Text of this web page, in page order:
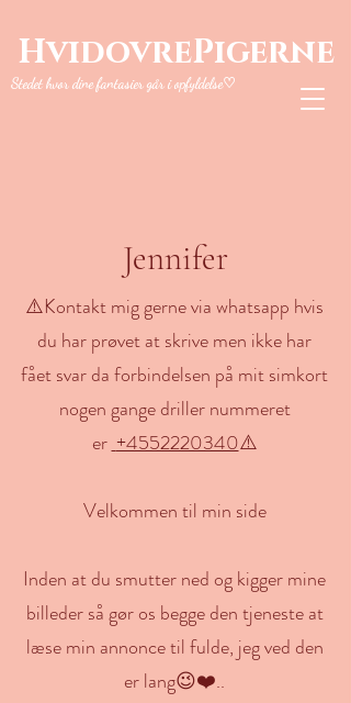
Stedet hvor dine fantasier går i opfyldelse♡
HvidovrePigerne
Jennifer
⚠️Kontakt mig gerne via whatsapp hvis
du har prøvet at skrive men ikke har
fået svar da forbindelsen på mit simkort
nogen gange driller nummeret
er +4552220340⚠️
Velkommen til min side
Inden at du smutter ned og kigger mine
billeder så gør os begge den tjeneste at
læse min annonce til fulde, jeg ved den
er lang😉❤️..